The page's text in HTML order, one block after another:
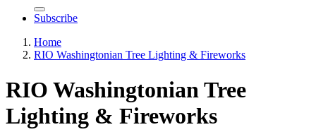
Subscribe
Home
RIO Washingtonian Tree Lighting & Fireworks
RIO Washingtonian Tree
Lighting & Fireworks